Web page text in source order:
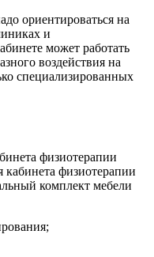
ориентироваться на
и
может работать
воздействия на
специализированных
физиотерапии
кабинета физиотерапии
комплект мебели